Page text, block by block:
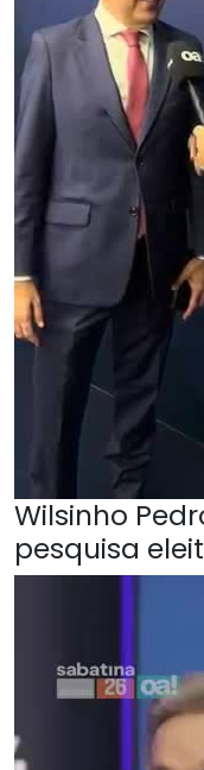
Wilsinho
pesquisa